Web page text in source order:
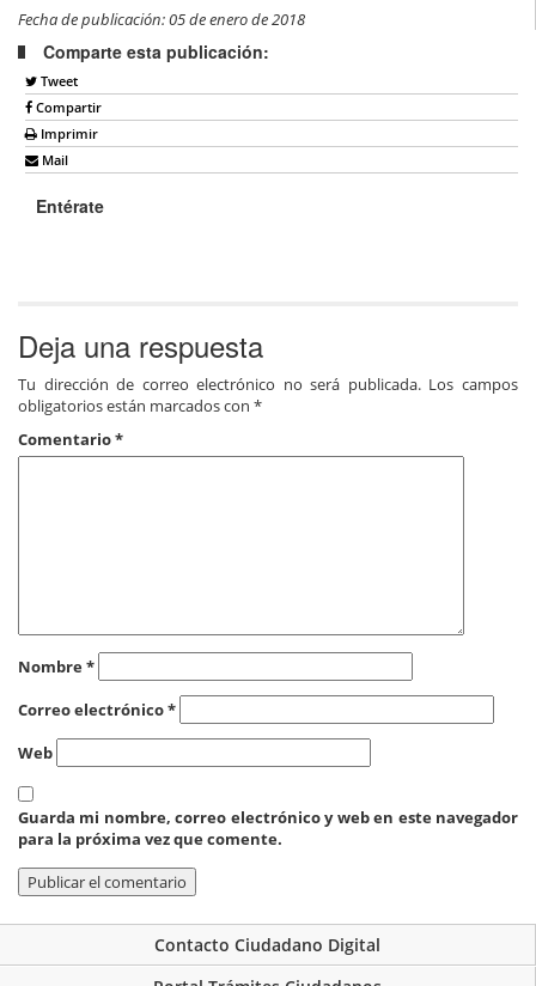
Fecha de publicación: 05 de enero de 2018
Comparte esta publicación:
Tweet
Compartir
Imprimir
Mail
Entérate
Deja una respuesta
Tu dirección de correo electrónico no será publicada. Los campos
obligatorios están marcados con *
Comentario*
Nombre*
Correo electrónico*
Web
Guarda mi nombre, correo electrónico y web en este navegador
para la próxima vez que comente.
Contacto Ciudadano Digital